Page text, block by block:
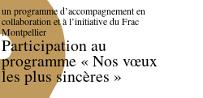
un programme d’accompagnement en
collaboration et à l’initiative du Frac
Montpellier
Participation au
programme « Nos vœux
les plus sincères »